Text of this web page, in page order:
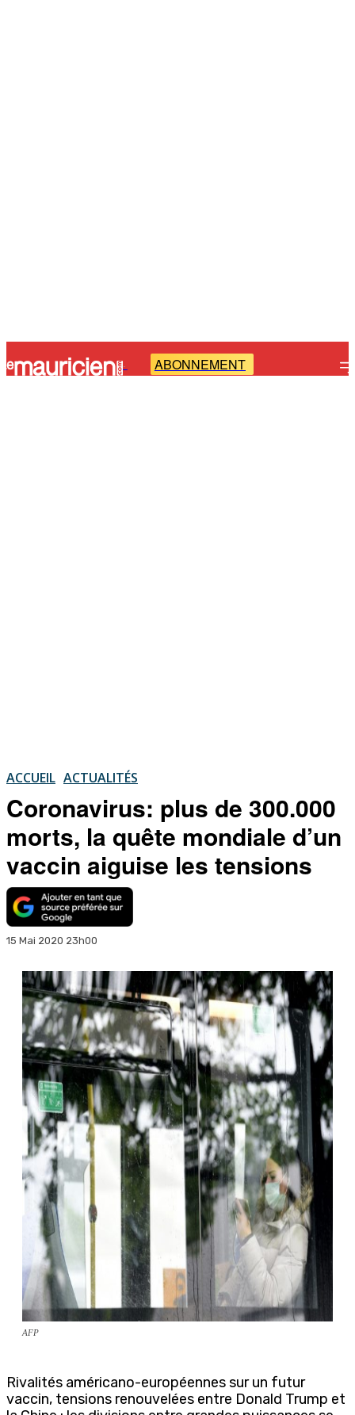
- ABONNEMENT
ACCUEIL ACTUALITÉS
Coronavirus: plus de 300.000
morts, la quête mondiale d’un
vaccin aiguise les tensions
15 Mai 2020 23h00
AFP
Rivalités américano-européennes sur un futur
vaccin, tensions renouvelées entre Donald Trump et